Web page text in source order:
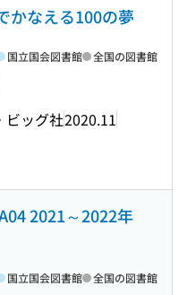
かなえる100の夢
ビッグ社2020.11
国立国会図書館 全国の図書館
2021～2022年
国立国会図書館 全国の図書館